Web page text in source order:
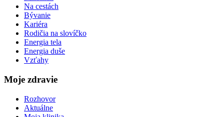
Na cestách
Bývanie
Kariéra
Rodičia na slovíčko
Energia tela
Energia duše
Vzťahy
Moje zdravie
Rozhovor
Aktuálne